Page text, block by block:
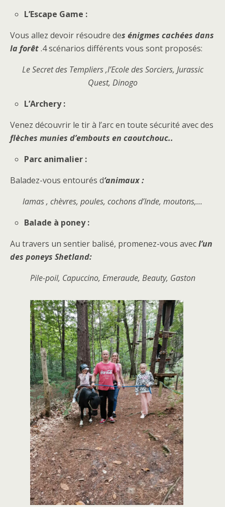
L’Escape Game :
Vous allez devoir résoudre des énigmes cachées dans
la forêt.4 scénarios différents vous sont proposés:
Le Secret des Templiers ,l’Ecole des Sorciers, Jurassic
Quest, Dinogo
L’Archery :
Venez découvrir le tir à l’arc en toute sécurité avec des
flèches munies d’embouts en caoutchouc..
Parc animalier :
Baladez-vous entourés d‘animaux :
lamas , chèvres, poules, cochons d’Inde, moutons,…
Balade à poney :
Au travers un sentier balisé, promenez-vous avecl’un
des poneys Shetland:
Pile-poil, Capuccino, Emeraude, Beauty, Gaston